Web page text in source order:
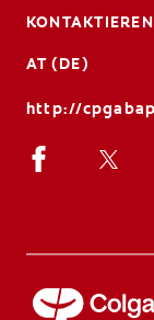
AT (DE)
http://